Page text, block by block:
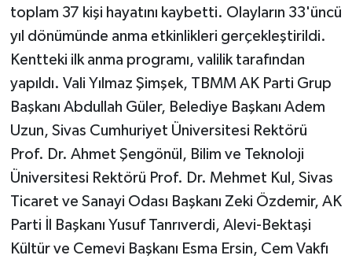
toplam 37 kişi hayatını kaybetti. Olayların 33'üncü
yıl dönümünde anma etkinlikleri gerçekleştirildi.
Kentteki ilk anma programı, valilik tarafından
yapıldı. Vali Yılmaz Şimşek, TBMM AK Parti Grup
Başkanı Abdullah Güler, Belediye Başkanı Adem
Uzun, Sivas Cumhuriyet Üniversitesi Rektörü
Prof. Dr. Ahmet Şengönül, Bilim ve Teknoloji
Üniversitesi Rektörü Prof. Dr. Mehmet Kul, Sivas
Ticaret ve Sanayi Odası Başkanı Zeki Özdemir, AK
Parti İl Başkanı Yusuf Tanrıverdi, Alevi-Bektaşi
Kültür ve Cemevi Başkanı Esma Ersin, Cem Vakfı